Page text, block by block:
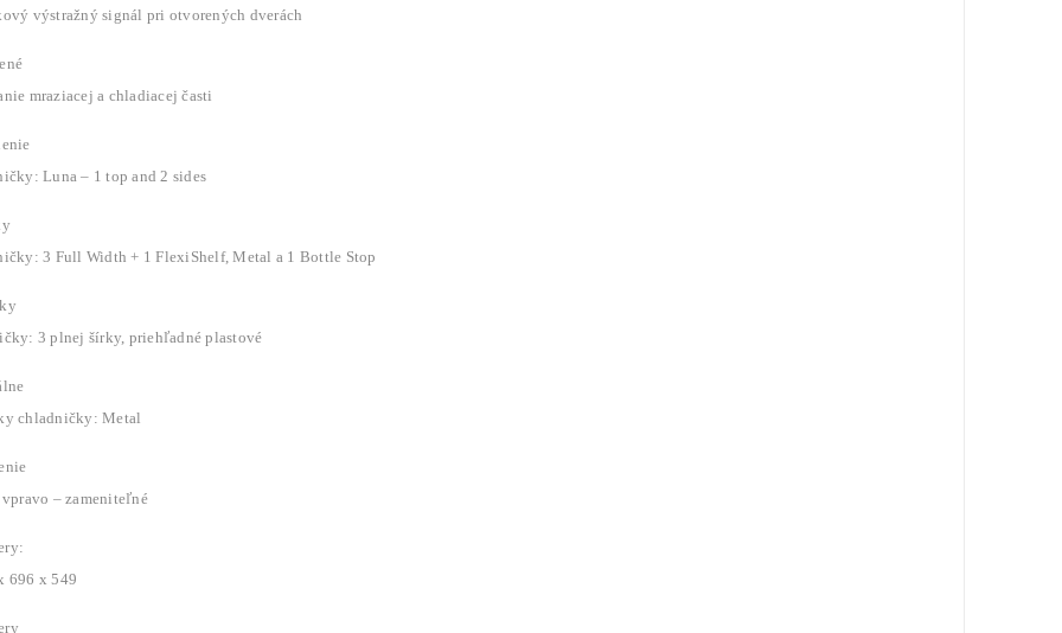
výstražný signál pri otvorených dverách
mraziacej a chladiacej časti
Luna – 1 top and 2 sides
3 Full Width + 1 FlexiShelf, Metal a 1 Bottle Stop
3 plnej šírky, priehľadné plastové
chladničky: Metal
– zameniteľné
696 x 549